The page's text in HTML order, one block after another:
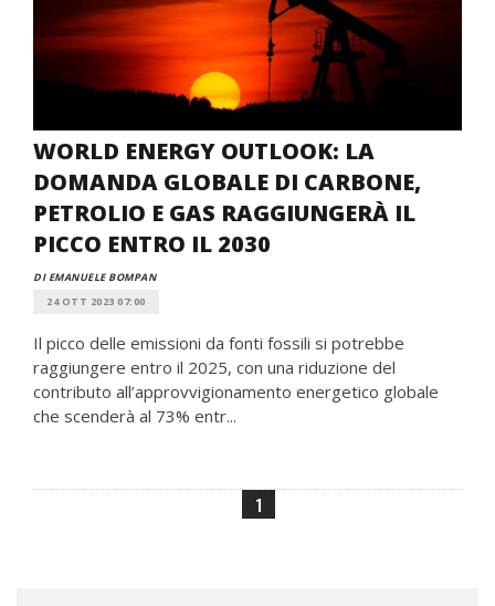
WORLD ENERGY OUTLOOK: LA
DOMANDA GLOBALE DI CARBONE,
PETROLIO E GAS RAGGIUNGERÀ IL
PICCO ENTRO IL 2030
DI EMANUELE BOMPAN
24 OTT 2023 07:00
Il picco delle emissioni da fonti fossili si potrebbe
raggiungere entro il 2025, con una riduzione del
contributo all’approvvigionamento energetico globale
che scenderà al 73% entr...
1